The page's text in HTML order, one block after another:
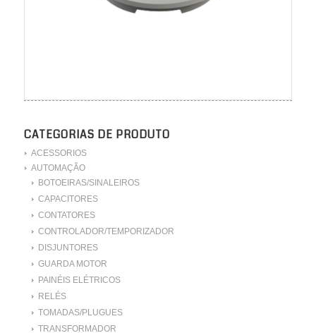
CATEGORIAS DE PRODUTO
ACESSORIOS
AUTOMAÇÃO
BOTOEIRAS/SINALEIROS
CAPACITORES
CONTATORES
CONTROLADOR/TEMPORIZADOR
DISJUNTORES
GUARDA MOTOR
PAINÉIS ELÉTRICOS
RELÉS
TOMADAS/PLUGUES
TRANSFORMADOR